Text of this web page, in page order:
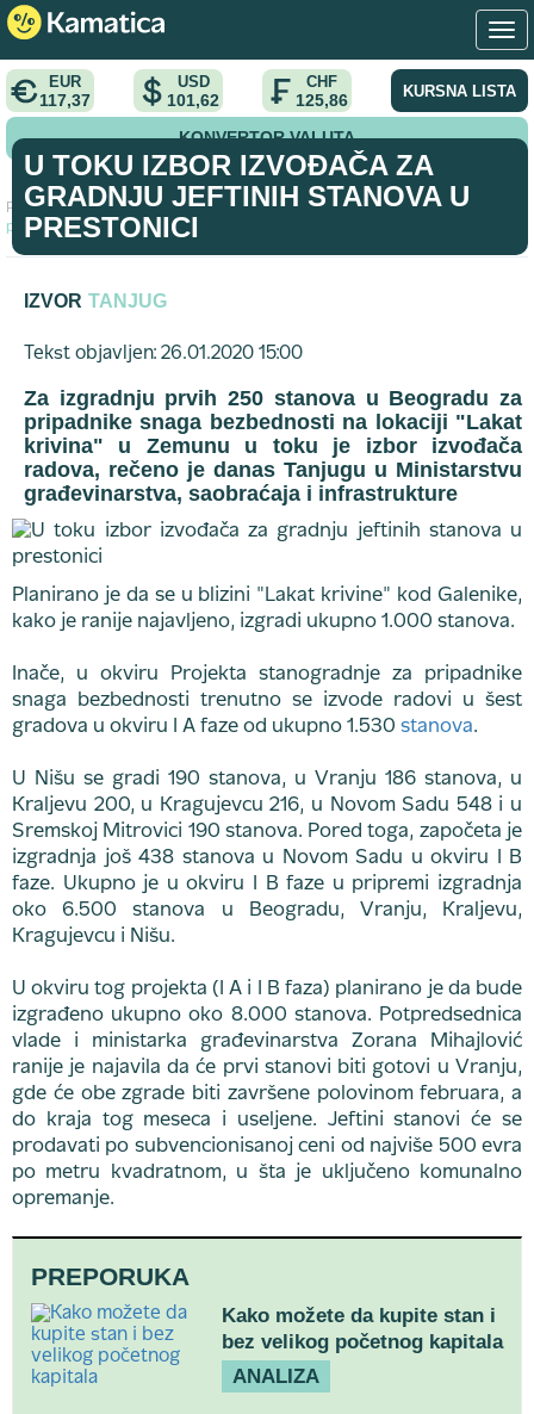
EUR
117,37
USD
101,62
CHF
125,86 KURSNA LISTA
KONVERTOR VALUTA
Početna > vest >
U toku izbor izvođača za gradnju jeftinih stanova u
prestonici
U TOKU IZBOR IZVOĐAČA ZA
GRADNJU JEFTINIH STANOVA U
PRESTONICI
IZVOR TANJUG
Tekst objavljen: 26.01.2020 15:00
Za izgradnju prvih 250 stanova u Beogradu za
pripadnike snaga bezbednosti na lokaciji "Lakat
krivina" u Zemunu u toku je izbor izvođača
radova, rečeno je danas Tanjugu u Ministarstvu
građevinarstva, saobraćaja i infrastrukture
Planirano je da se u blizini "Lakat krivine" kod Galenike,
kako je ranije najavljeno, izgradi ukupno 1.000 stanova.
Inače, u okviru Projekta stanogradnje za pripadnike
snaga bezbednosti trenutno se izvode radovi u šest
gradova u okviru I A faze od ukupno 1.530 stanova.
U Nišu se gradi 190 stanova, u Vranju 186 stanova, u
Kraljevu 200, u Kragujevcu 216, u Novom Sadu 548 i u
Sremskoj Mitrovici 190 stanova. Pored toga, započeta je
izgradnja još 438 stanova u Novom Sadu u okviru I B
faze. Ukupno je u okviru I B faze u pripremi izgradnja
oko 6.500 stanova u Beogradu, Vranju, Kraljevu,
Kragujevcu i Nišu.
U okviru tog projekta (I A i I B faza) planirano je da bude
izgrađeno ukupno oko 8.000 stanova. Potpredsednica
vlade i ministarka građevinarstva Zorana Mihajlović
ranije je najavila da će prvi stanovi biti gotovi u Vranju,
gde će obe zgrade biti završene polovinom februara, a
do kraja tog meseca i useljene. Jeftini stanovi će se
prodavati po subvencionisanoj ceni od najviše 500 evra
po metru kvadratnom, u šta je uključeno komunalno
opremanje.
PREPORUKA
Kako možete da kupite stan i
bez velikog početnog kapitala
ANALIZA